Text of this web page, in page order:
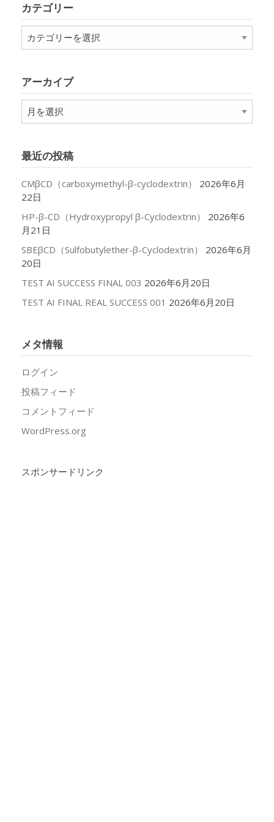
カテゴリー
テ
ー
アーカイブ
ア
ー
ブ
最近の投稿
CMβCD（carboxymethyl-β-cyclodextrin）
2026年6月
22日
HP-β-CD（Hydroxypropyl β-Cyclodextrin）
2026年6
月21日
SBEβCD（Sulfobutylether-β-Cyclodextrin）
2026年6月
20日
TEST AI SUCCESS FINAL 003 2026年6月20日
TEST AI FINAL REAL SUCCESS 001 2026年6月20日
メタ情報
ログイン
投稿フィード
コメントフィード
WordPress.org
スポンサードリンク